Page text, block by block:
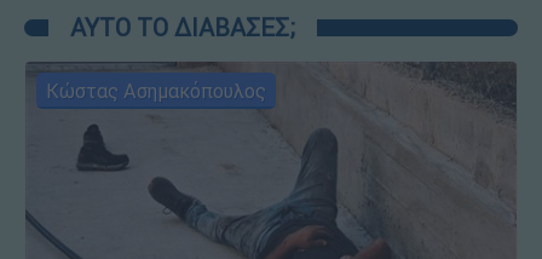
ΑΥΤΟ ΤΟ ΔΙΑΒΑΣΕΣ;
Κώστας Ασημακόπουλος